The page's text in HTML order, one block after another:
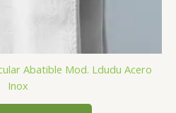
Abatible Mod. Ldudu Acero
Inox